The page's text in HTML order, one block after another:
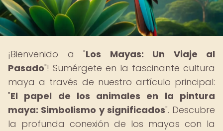
¡Bienvenido a "Los Mayas: Un Viaje al
Pasado"! Sumérgete en la fascinante cultura
maya a través de nuestro artículo principal:
"El papel de los animales en la pintura
maya: Simbolismo y significados". Descubre
la profunda conexión de los mayas con la